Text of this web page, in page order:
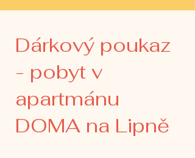
Dárkový poukaz
- pobyt v
apartmánu
DOMA na Lipně